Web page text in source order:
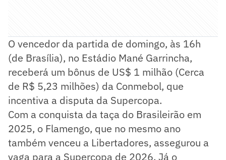
O vencedor da partida de domingo, às 16h
(de Brasília), no Estádio Mané Garrincha,
receberá um bônus de US$ 1 milhão (Cerca
de R$ 5,23 milhões) da Conmebol, que
incentiva a disputa da Supercopa.
Com a conquista da taça do Brasileirão em
2025, o Flamengo, que no mesmo ano
também venceu a Libertadores, assegurou a
vaga para a Supercopa de 2026. Já o